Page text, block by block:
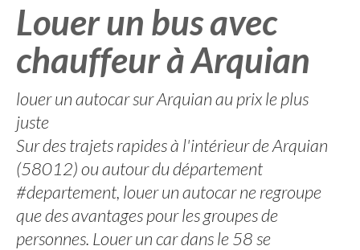
Louer un bus avec
chauffeur à Arquian
louer un autocar sur Arquian au prix le plus
juste
Sur des trajets rapides à l'intérieur de Arquian
(58012) ou autour du département
#departement, louer un autocar ne regroupe
que des avantages pour les groupes de
personnes. Louer un car dans le 58 se